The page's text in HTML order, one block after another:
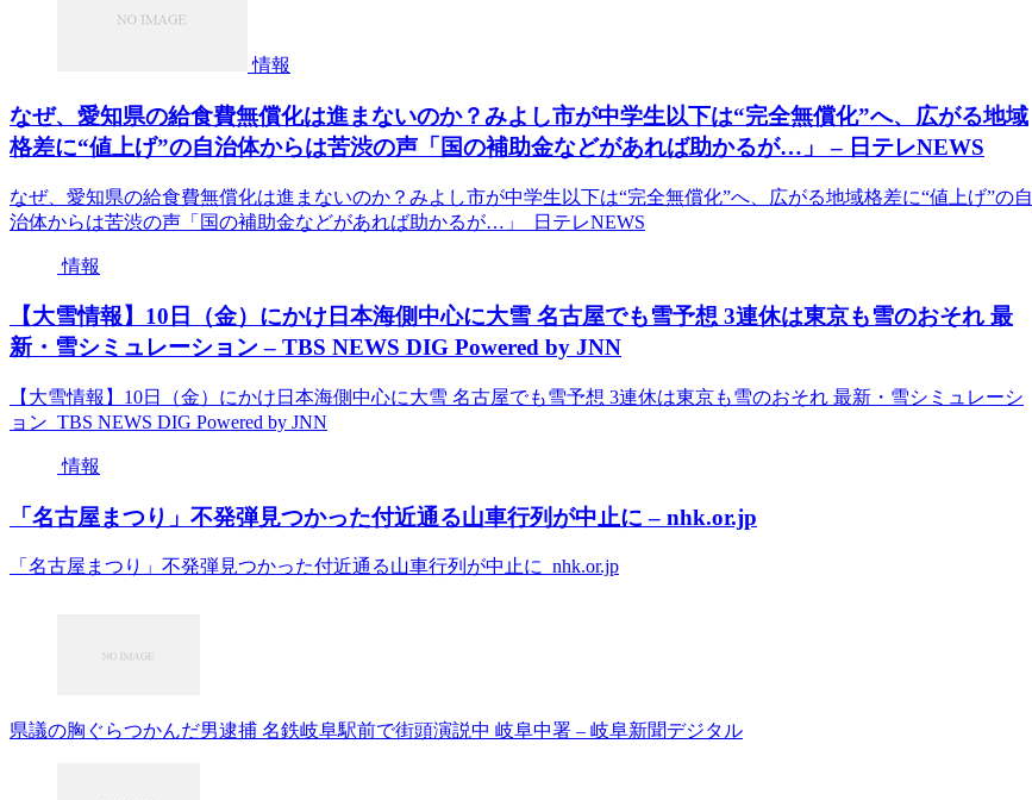
情報
なぜ、愛知県の給食費無償化は進まないのか？みよし市が中学生以下は“完全無償化”へ、広がる地域
格差に“値上げ”の自治体からは苦渋の声「国の補助金などがあれば助かるが…」 – 日テレNEWS
なぜ、愛知県の給食費無償化は進まないのか？みよし市が中学生以下は“完全無償化”へ、広がる地域格差に“値上げ”の自
治体からは苦渋の声「国の補助金などがあれば助かるが…」 日テレNEWS
情報
【大雪情報】10日（金）にかけ日本海側中心に大雪 名古屋でも雪予想 3連休は東京も雪のおそれ 最
新・雪シミュレーション – TBS NEWS DIG Powered by JNN
【大雪情報】10日（金）にかけ日本海側中心に大雪 名古屋でも雪予想 3連休は東京も雪のおそれ 最新・雪シミュレーシ
ョン TBS NEWS DIG Powered by JNN
情報
「名古屋まつり」不発弾見つかった付近通る山車行列が中止に – nhk.or.jp
「名古屋まつり」不発弾見つかった付近通る山車行列が中止に nhk.or.jp
県議の胸ぐらつかんだ男逮捕 名鉄岐阜駅前で街頭演説中 岐阜中署 – 岐阜新聞デジタル